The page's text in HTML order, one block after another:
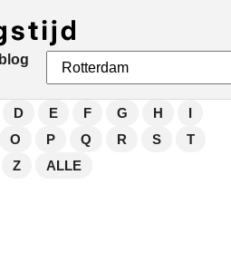
blog
D E F G H
I
O P Q R S
T
Z ALLE